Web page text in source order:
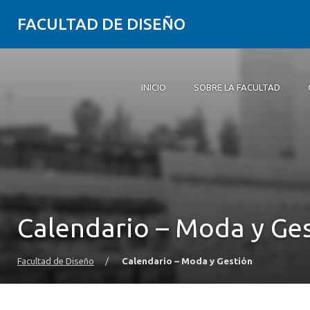
FACULTAD DE DISEÑO
INICIO SOBRE LA FACULTAD
Sobre la Facultad
Postgrados y educación continua
Investigación
Vinculación con el medio
Calendario – Moda y
Facultad de Diseño / Calendario – Moda y Gestión